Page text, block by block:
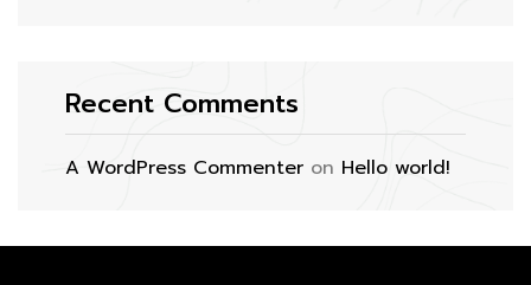
Recent Comments
A WordPress Commenter on Hello world!